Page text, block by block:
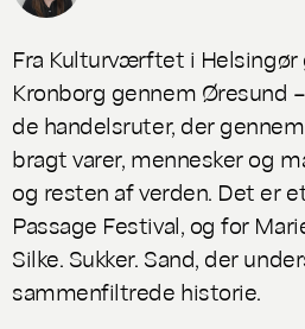
Fra Kulturværftet i
Kronborg gennem Øresund
de handelsruter, der
bragt varer, mennesker og
og resten af verden. Det er
Passage Festival, og for
Silke. Sukker. Sand, der
sammenfiltrede historie.